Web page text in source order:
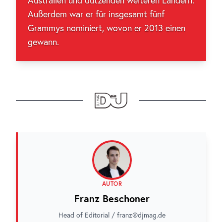
Außerdem war er für insgesamt fünf
Grammys nominiert, wovon er 2013 einen
gewann.
AUTOR
Franz Beschoner
Head of Editorial / franz@djmag.de